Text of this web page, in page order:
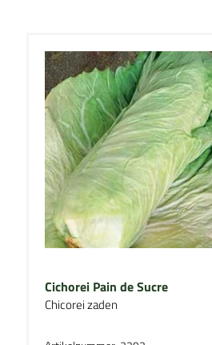
Cichorei Pain de Sucre
Chicorei zaden